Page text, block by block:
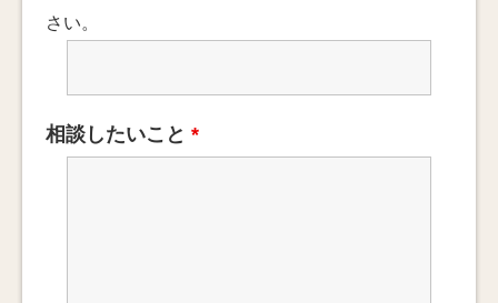
さい。
相談したいこと*